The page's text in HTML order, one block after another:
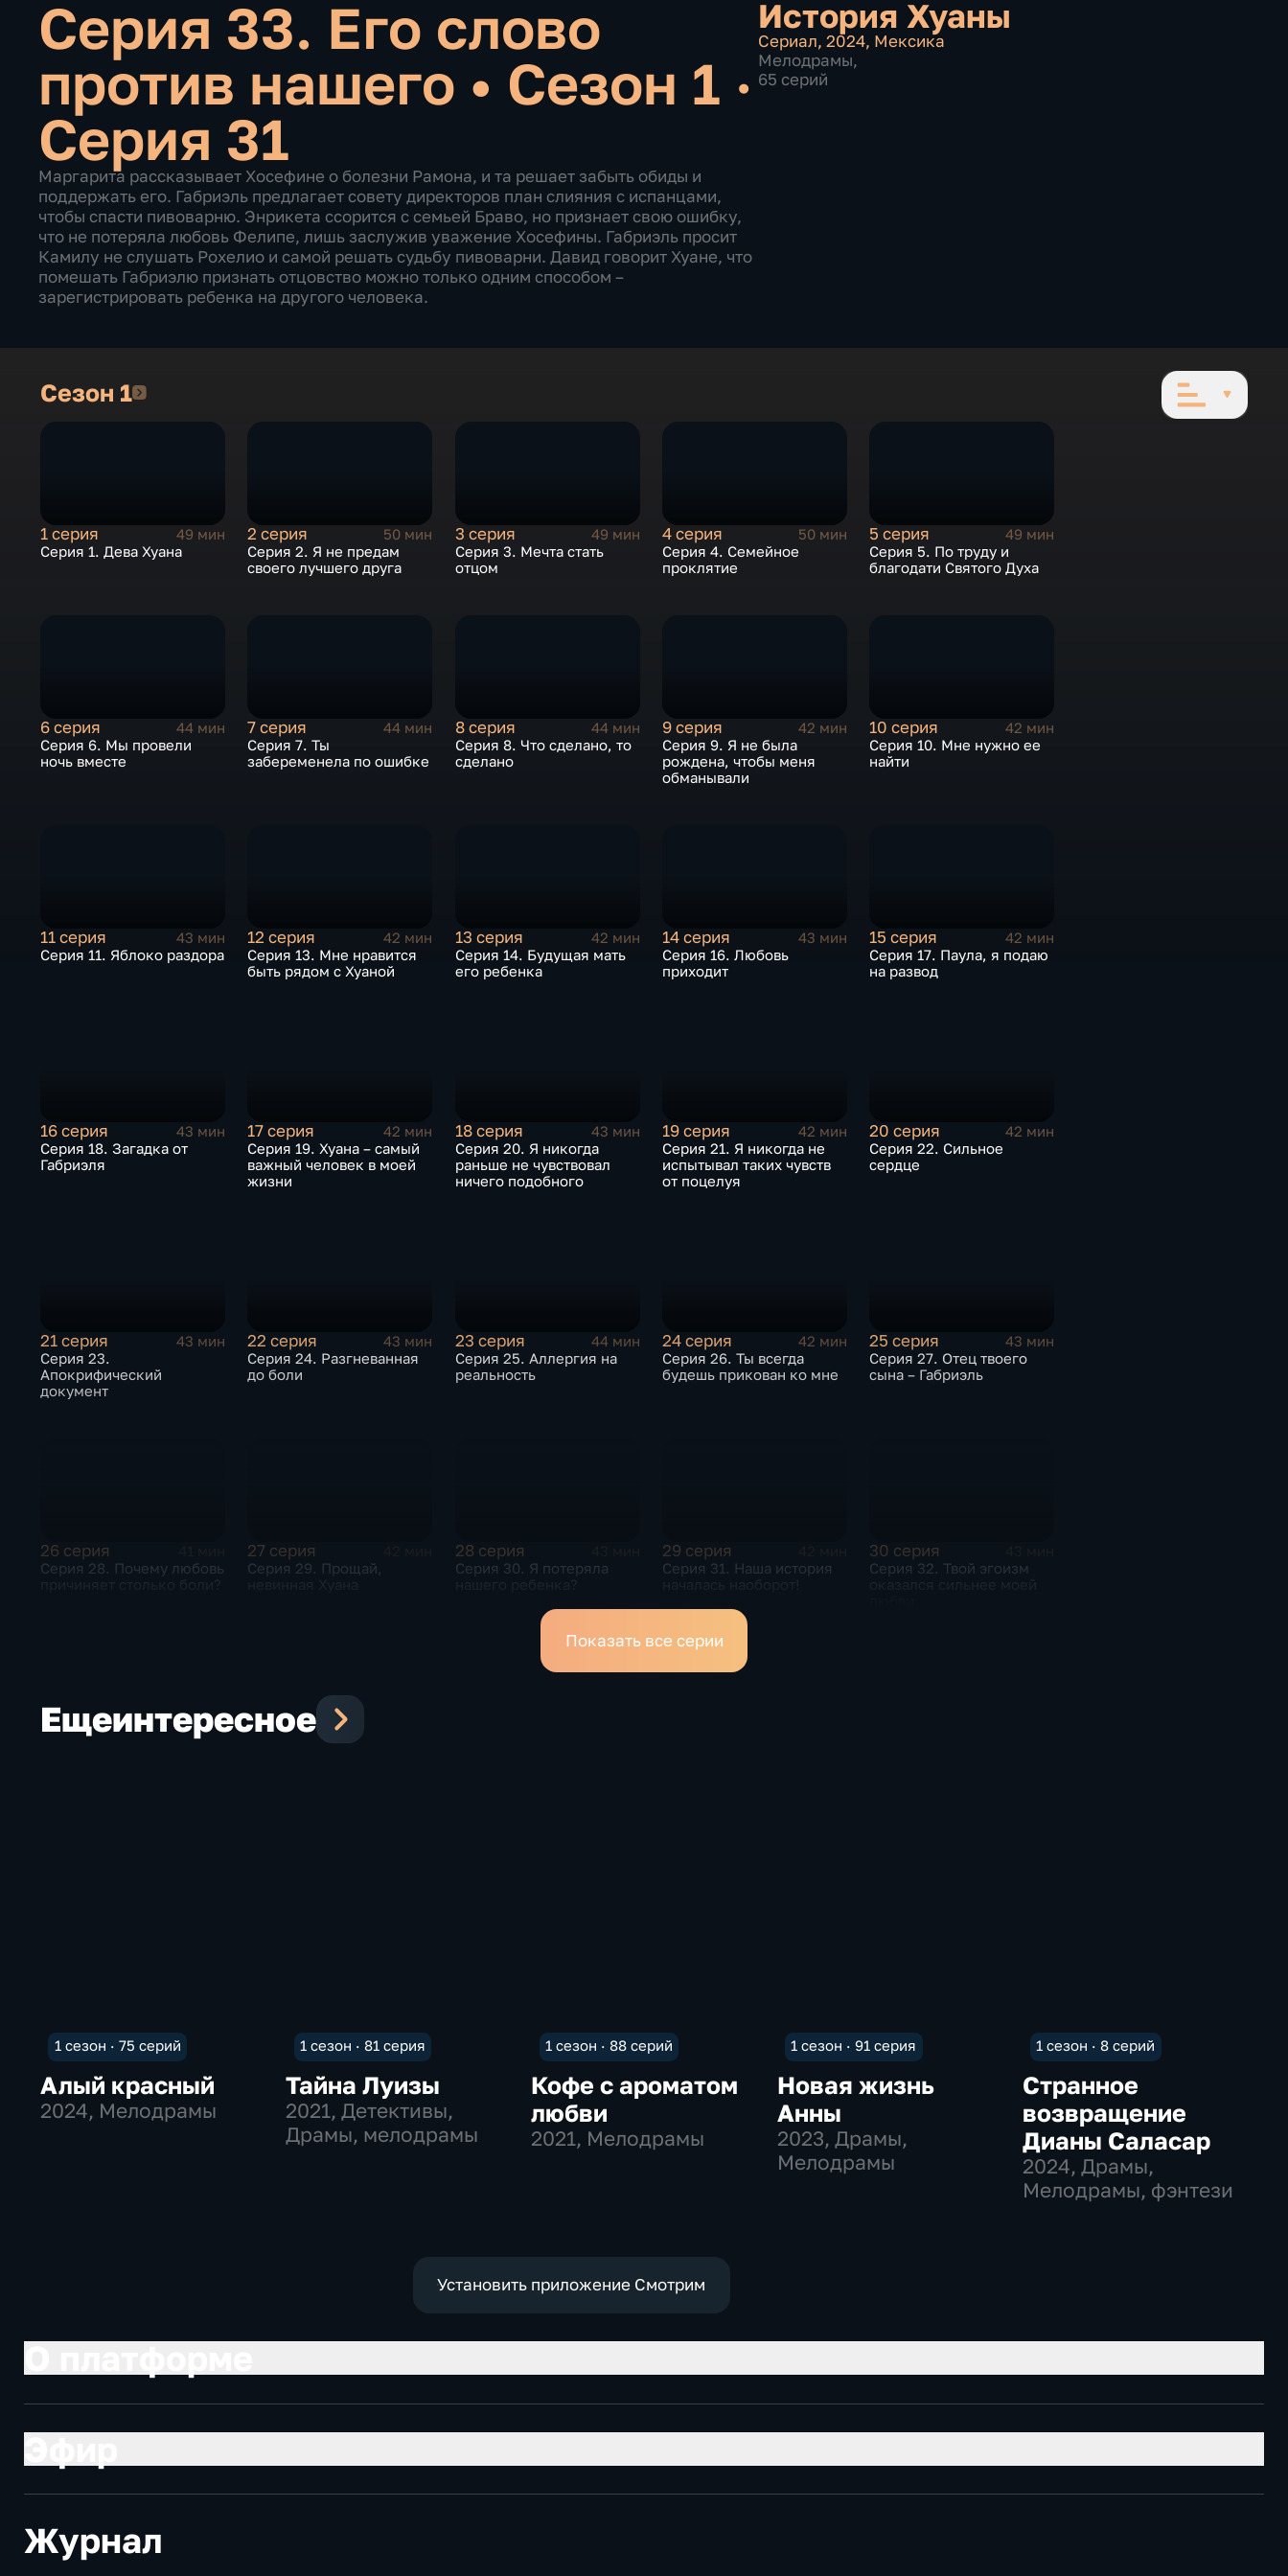
Серия 33. Его слово
против нашего • Сезон 1 ·
Серия 31
Маргарита рассказывает Хосефине о болезни Рамона, и та решает забыть обиды и
поддержать его. Габриэль предлагает совету директоров план слияния с испанцами,
чтобы спасти пивоварню. Энрикета ссорится с семьей Браво, но признает свою ошибку,
что не потеряла любовь Фелипе, лишь заслужив уважение Хосефины. Габриэль просит
Камилу не слушать Рохелио и самой решать судьбу пивоварни. Давид говорит Хуане, что
помешать Габриэлю признать отцовство можно только одним способом –
зарегистрировать ребенка на другого человека.
История Хуаны
Сериал, 2024, Мексика
Мелодрамы,
65 серий
Сезон 1Сезон 1
1 серия
49 мин
Серия 1. Дева Хуана
2 серия
50 мин
Серия 2. Я не предам
своего лучшего друга
3 серия
49 мин
Серия 3. Мечта стать
отцом
4 серия
50 мин
Серия 4. Семейное
проклятие
5 серия
49 мин
Серия 5. По труду и
благодати Святого Духа
6 серия
44 мин
Серия 6. Мы провели
ночь вместе
7 серия
44 мин
Серия 7. Ты
забеременела по ошибке
8 серия
44 мин
Серия 8. Что сделано, то
сделано
9 серия
42 мин
Серия 9. Я не была
рождена, чтобы меня
обманывали
10 серия
42 мин
Серия 10. Мне нужно ее
найти
11 серия
43 мин
Серия 11. Яблоко раздора
12 серия
42 мин
Серия 13. Мне нравится
быть рядом с Хуаной
13 серия
42 мин
Серия 14. Будущая мать
его ребенка
14 серия
43 мин
Серия 16. Любовь
приходит
15 серия
42 мин
Серия 17. Паула, я подаю
на развод
16 серия
43 мин
Серия 18. Загадка от
Габриэля
17 серия
42 мин
Серия 19. Хуана – самый
важный человек в моей
жизни
18 серия
43 мин
Серия 20. Я никогда
раньше не чувствовал
ничего подобного
19 серия
42 мин
Серия 21. Я никогда не
испытывал таких чувств
от поцелуя
20 серия
42 мин
Серия 22. Сильное
сердце
21 серия
43 мин
Серия 23.
Апокрифический
документ
22 серия
43 мин
Серия 24. Разгневанная
до боли
23 серия
44 мин
Серия 25. Аллергия на
реальность
24 серия
42 мин
Серия 26. Ты всегда
будешь прикован ко мне
25 серия
43 мин
Серия 27. Отец твоего
сына – Габриэль
26 серия
Серия 28. Почему любовь
27 серия
Серия 29. Прощай,
28 серия
Серия 30. Я потеряла
29 серия
Серия 31. Наша история
30 серия
Серия 32. Твой эгоизм
Показать все серии
Ещеинтересное
1 сезон · 75 серий
Алый красный
2024, Мелодрамы
1 сезон · 81 серия
Тайна Луизы
2021, Детективы,
Драмы, мелодрамы
1 сезон · 88 серий
Кофе с ароматом
любви
2021, Мелодрамы
1 сезон · 91 серия
Новая жизнь
Анны
2023, Драмы,
Мелодрамы
1 сезон · 8 серий
Странное
возвращение
Дианы Саласар
2024, Драмы,
Мелодрамы, фэнтези
Установить приложение Смотрим
Журнал